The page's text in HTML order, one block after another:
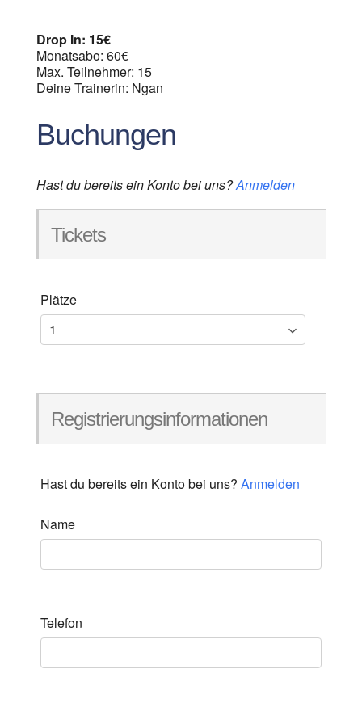
Drop In: 15€
Monatsabo: 60€
Max. Teilnehmer: 15
Deine Trainerin: Ngan
Buchungen
Hast du bereits ein Konto bei uns?Anmelden
Tickets
Plätze
Registrierungsinformationen
Hast du bereits ein Konto bei uns? Anmelden
Name
Telefon